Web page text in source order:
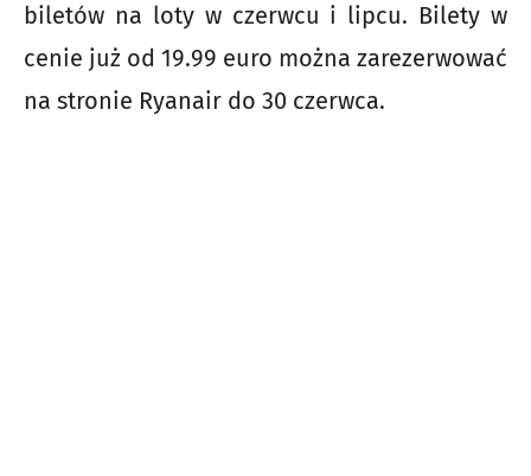
biletów na loty w czerwcu i lipcu. Bilety w
cenie już od 19.99 euro można zarezerwować
na stronie Ryanair do 30 czerwca.